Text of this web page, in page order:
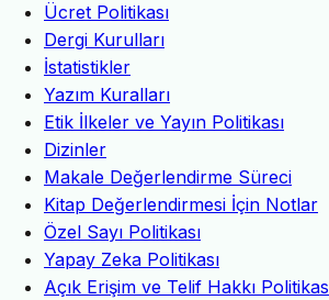
Ücret Politikası
Dergi Kurulları
İstatistikler
Yazım Kuralları
Etik İlkeler ve Yayın Politikası
Dizinler
Makale Değerlendirme Süreci
Kitap Değerlendirmesi İçin Notlar
Özel Sayı Politikası
Yapay Zeka Politikası
Açık Erişim ve Telif Hakkı